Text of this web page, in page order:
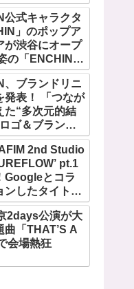
公式キャラクタ
」のポップア
が渋谷にオープ
の「ENCHIN」
、ブランドリニ
発表！ 「つなが
た“多次元的結
ゴ＆ブランド
開
2nd Studio
pt.1
Googleとコラ
ンしたタイトル
」MVも公
2days公演が大
「THAT’S A
会場熱狂